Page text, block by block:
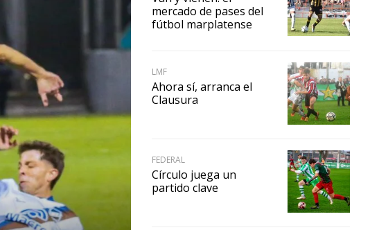
mercado de pases del
fútbol marplatense
LMF
Ahora sí, arranca el
Clausura
FEDERAL
Círculo juega un
partido clave